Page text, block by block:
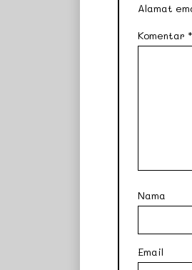
Alamat
Komentar *
Nama
Email